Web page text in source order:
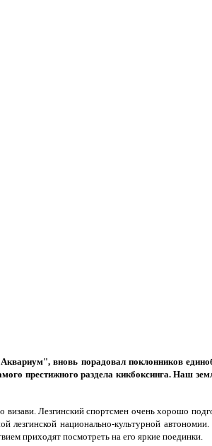
вновь порадовал поклонников
престижного раздела кикбоксинга. Наш
Лезгинский спортсмен очень хорошо
национально-культурной
приходят посмотреть на его яркие поединки.